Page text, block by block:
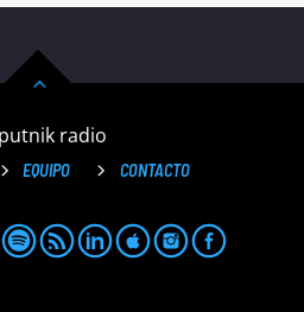
radio
EQUIPO CONTACTO